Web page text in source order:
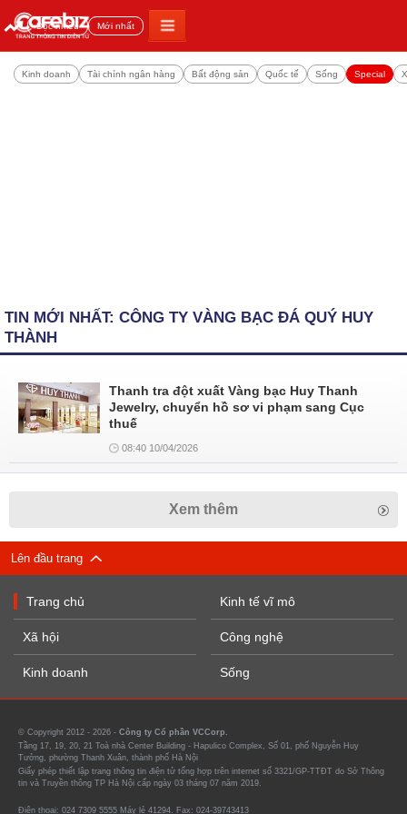
Đọc nhiều Mới nhất
Kinh doanh Tài chính ngân hàng Bất động sản Quốc tế Sống Special
TIN MỚI NHẤT: CÔNG TY VÀNG BẠC ĐÁ QUÝ HUY
THÀNH
Thanh tra đột xuất Vàng bạc Huy Thanh
Jewelry, chuyển hồ sơ vi phạm sang Cục
thuế
08:40 10/04/2026
Xem thêm
Lên đầu trang
Trang chủ
Xã hội
Kinh doanh
Kinh tế vĩ mô
Công nghệ
Sống
© Copyright 2012 - 2026 - Công ty Cổ phần VCCorp.
Tầng 17, 19, 20, 21 Toà nhà Center Building - Hapulico Complex, Số 01, phố Nguyễn Huy
Tưởng, phường Thanh Xuân, thành phố Hà Nội
Giấy phép thiết lập trang thông tin điện tử tổng hợp trên internet số 3321/GP-TTĐT do Sở Thông
tin và Truyền thông TP Hà Nội cấp ngày 03 tháng 07 năm 2019.
Điện thoại: 024 7309 5555 Máy lẻ 41294. Fax: 024-39743413